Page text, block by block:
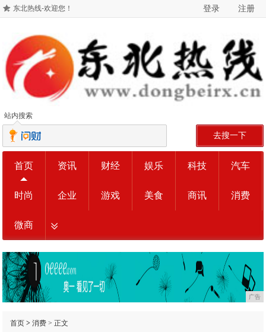
东北热线-欢迎您！ 登录 注册
站内搜索
去搜一下
首页 资讯 财经 娱乐 科技 汽车
时尚 企业 游戏 美食 商讯 消费
微商
广告
首页> 消费> 正文